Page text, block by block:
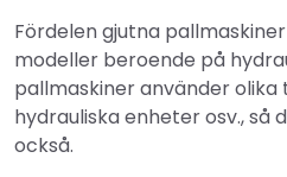
Fördelen gjutna
modeller beroende på
pallmaskiner använder
hydrauliska enheter osv., så
också.